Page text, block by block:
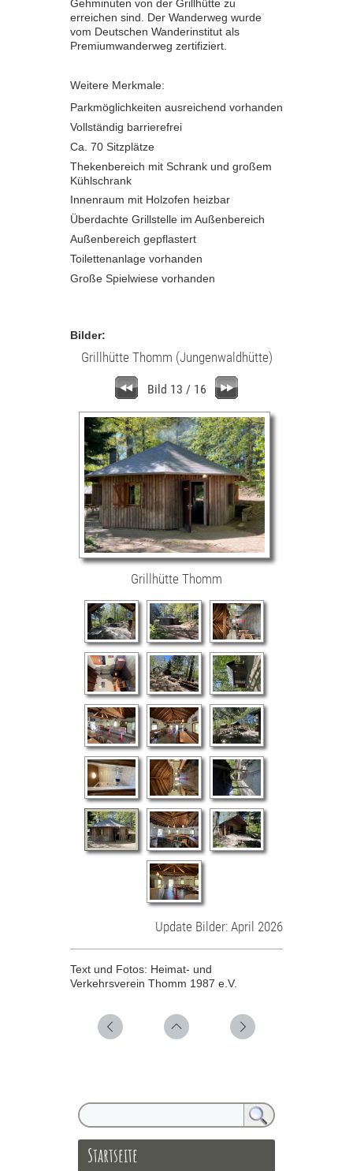
Gehminuten von der Grillhütte zu
erreichen sind. Der Wanderweg wurde
vom Deutschen Wanderinstitut als
Premiumwanderweg zertifiziert.
Weitere Merkmale:
Parkmöglichkeiten ausreichend vorhanden
Vollständig barrierefrei
Ca. 70 Sitzplätze
Thekenbereich mit Schrank und großem
Kühlschrank
Innenraum mit Holzofen heizbar
Überdachte Grillstelle im Außenbereich
Außenbereich gepflastert
Toilettenanlage vorhanden
Große Spielwiese vorhanden
Bilder:
Grillhütte Thomm (Jungenwaldhütte)
Bild 13 / 16
Grillhütte Thomm
Update Bilder: April 2026
Text und Fotos: Heimat- und
Verkehrsverein Thomm 1987 e.V.
Startseite